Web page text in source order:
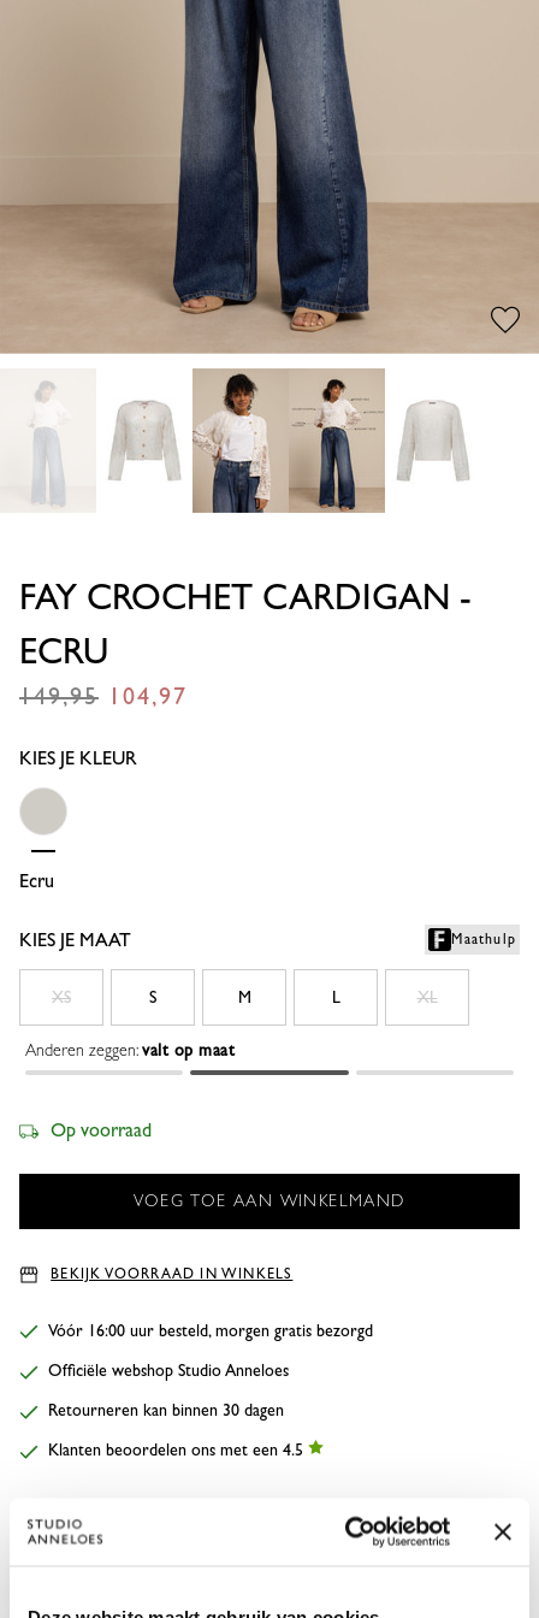
FAY CROCHET CARDIGAN -
ECRU
149,95 104,97
KIES JE KLEUR
Ecru
KIES JE MAAT Maathulp
XS S M L XL
Anderen zeggen:valt op maat
Op voorraad
BEKIJK VOORRAAD IN WINKELS
Vóór 16:00 uur besteld, morgen gratis bezorgd
Officiële webshop Studio Anneloes
Retourneren kan binnen 30 dagen
Klanten beoordelen ons met een 4.5
OMSCHRIJVING
De Fay crochet cardigan van Studio Anneloes is een verfijnd en